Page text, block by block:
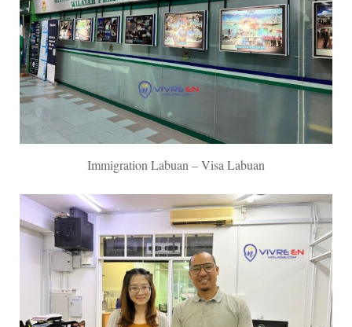
Immigration Labuan – Visa Labuan